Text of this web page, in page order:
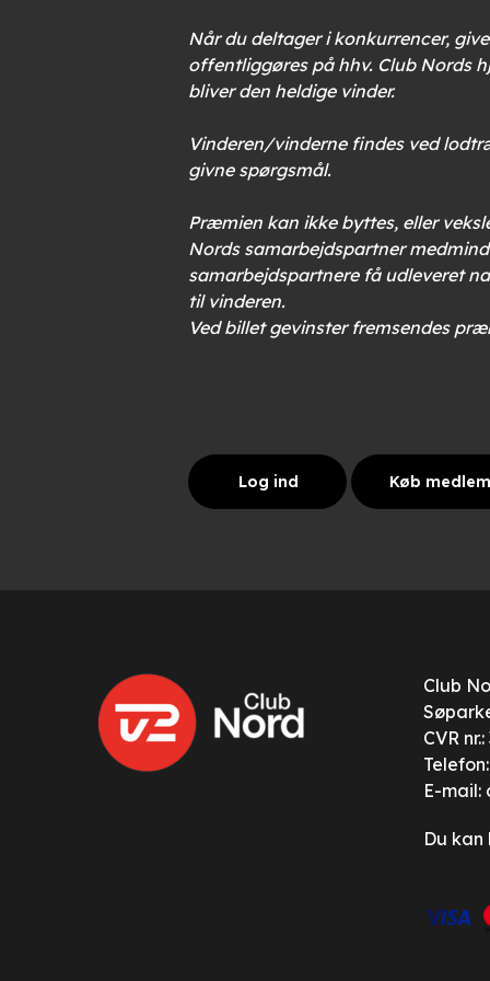
Når du deltager i konkurrencer,
offentliggøres på hhv. Club Nords
bliver den heldige vinder.
Vinderen/vinderne findes ved
givne spørgsmål.
Præmien kan ikke byttes, eller
Nords samarbejdspartner
samarbejdspartnere få udleveret
til vinderen.
Ved billet gevinster fremsendes
Log ind Køb
Club
CVR
Telefon:
E-mail:
Du